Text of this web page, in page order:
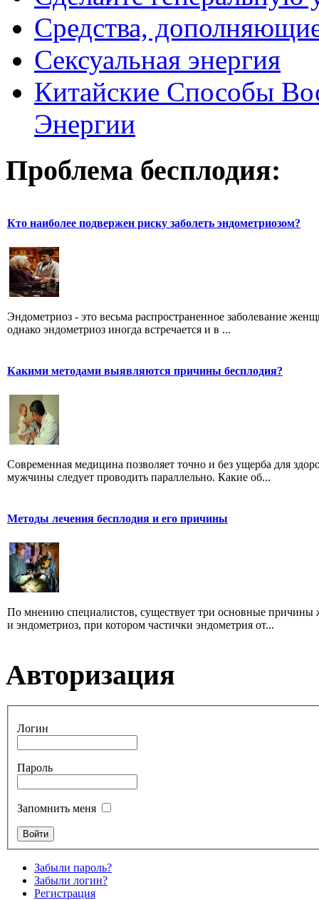
Средства,
Сексуальная энергия
Китайские Способы
Энергии
Проблема бесплодия:
Кто наиболее подвержен риску заболеть эндометриозом?
Эндометриоз - это весьма распространенное заболевание
однако эндометриоз иногда встречается и в ...
Какими методами выявляются причины бесплодия?
Современная медицина позволяет точно и без ущерба для
мужчины следует проводить параллельно. Какие об...
Методы лечения бесплодия и его причины
По мнению специалистов, существует три основные причины
и эндометриоз, при котором частички эндометрия от...
Авторизация
Логин
Пароль
Запомнить меня
Забыли пароль?
Забыли логин?
Регистрация